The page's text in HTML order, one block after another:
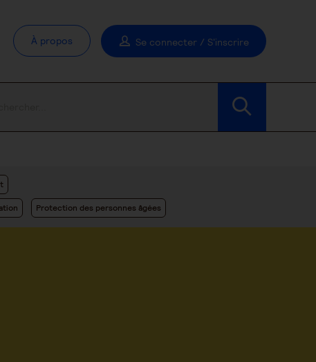
À propos Se connecter / S'inscrire
Protection des personnes âgées